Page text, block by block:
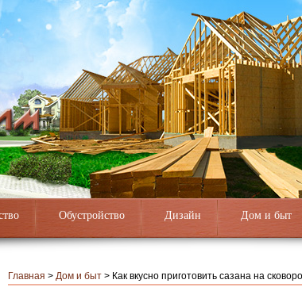
Обустройство Дизайн Дом и быт
Главная > Дом и быт > Как вкусно приготовить сазана на